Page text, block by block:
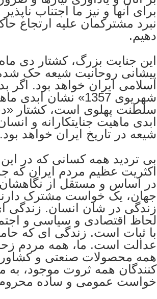
برای آنها و نیز ما اجتناب
نبرد مشترکمان علیه ارتجاع
دهیم.
پیشانی روحانیت شیعه حک
اسلامی ایران خواهد بود.
شهریوی 1357» نشان
ابدی ماهیت جنایتکارانه و
شیعه در تاریخ ایران خواهد بود.
بی تردید همه کسانی که در
اکثریت عظیم‌ مردم ایران که
در اساس و مستقل از
جهان، یک خواست مشترک
زندگی در شان انسان. زندگی
لحاظ اقتصادی و سیاسی و
با ثبات است. زندگی ای که
عدالت است. ما، همه مردم
همه محصولات صنعتی و
کنندگان همه ثروت موجود،
خواست عمومی و ساده